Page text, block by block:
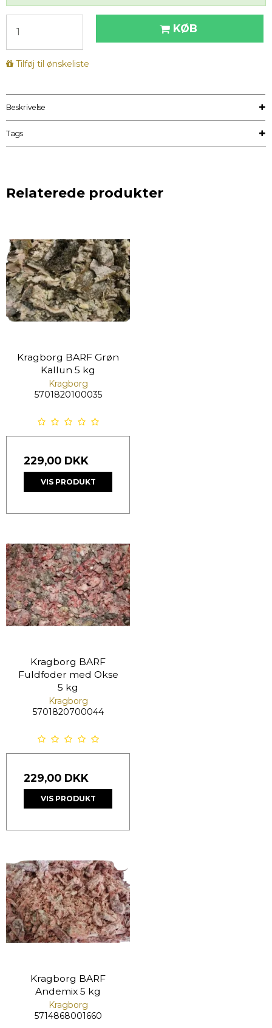
KØB
Tilføj til ønskeliste
Beskrivelse
Tags
Relaterede produkter
Kragborg BARF Grøn
Kallun 5 kg
Kragborg
5701820100035
229,00 DKK
VIS PRODUKT
Kragborg BARF
Fuldfoder med Okse
5 kg
Kragborg
5701820700044
229,00 DKK
VIS PRODUKT
Kragborg BARF
Andemix 5 kg
Kragborg
5714868001660